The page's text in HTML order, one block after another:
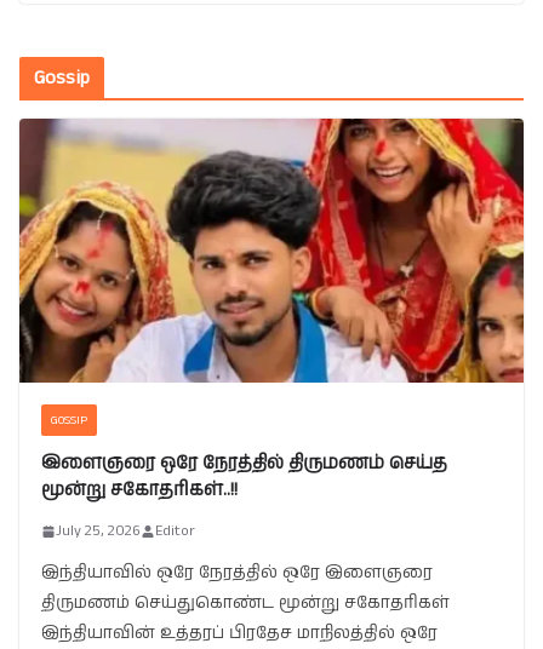
Gossip
GOSSIP
இளைஞரை ஒரே நேரத்தில் திருமணம் செய்த
மூன்று சகோதரிகள்..!!
July 25, 2026 Editor
இந்தியாவில் ஒரே நேரத்தில் ஒரே இளைஞரை
திருமணம் செய்துகொண்ட மூன்று சகோதரிகள்
இந்தியாவின் உத்தரப் பிரதேச மாநிலத்தில் ஒரே